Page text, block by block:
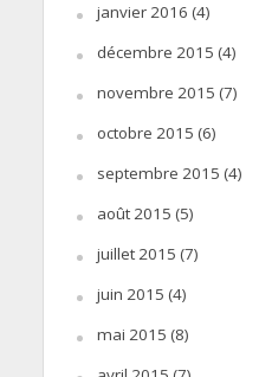
janvier 2016 (4)
décembre 2015 (4)
novembre 2015 (7)
octobre 2015 (6)
septembre 2015 (4)
août 2015 (5)
juillet 2015 (7)
juin 2015 (4)
mai 2015 (8)